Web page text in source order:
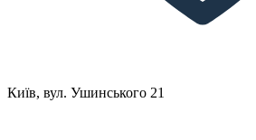
Київ, вул. Ушинського 21